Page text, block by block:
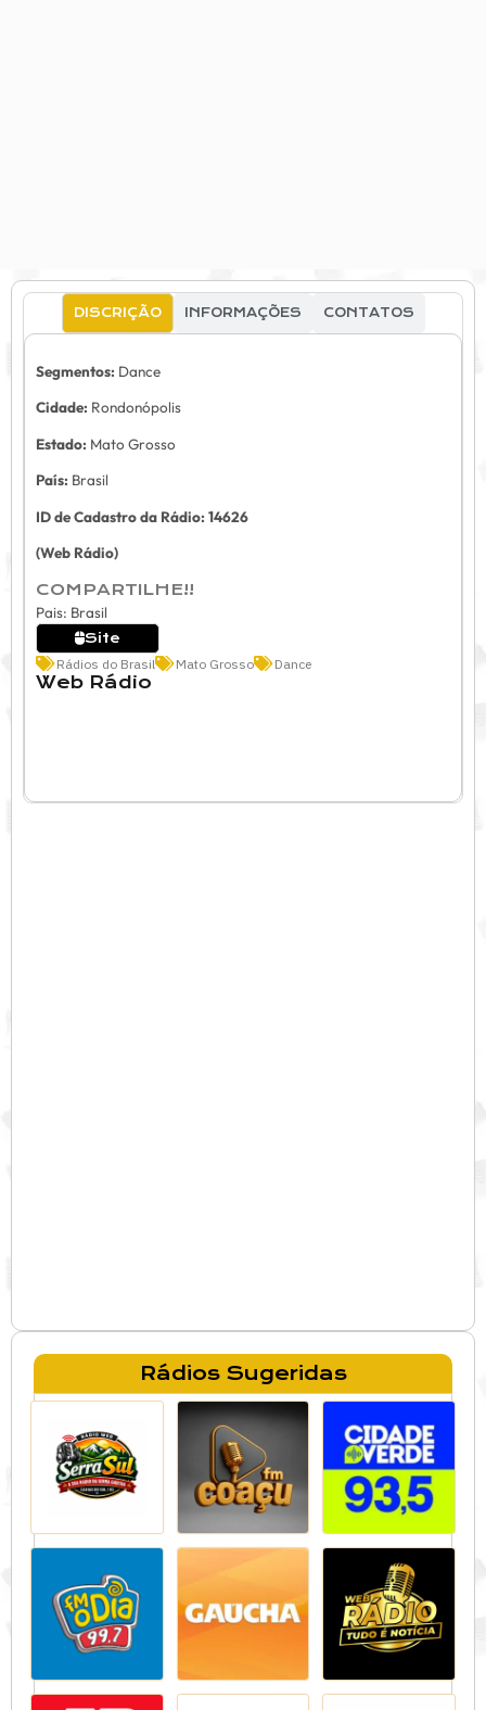
DISCRIÇÃO INFORMAÇÕES CONTATOS
Segmentos: Dance
Cidade: Rondonópolis
Estado: Mato Grosso
País: Brasil
ID de Cadastro da Rádio: 14626
(Web Rádio)
COMPARTILHE!!
Pais: Brasil
Site
Rádios do Brasil
Mato Grosso Dance
Web Rádio
Rádios Sugeridas